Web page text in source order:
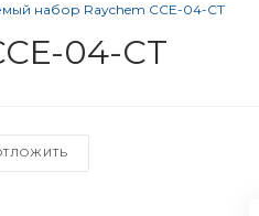
набор Raychem CCE-04-CT
04-CT